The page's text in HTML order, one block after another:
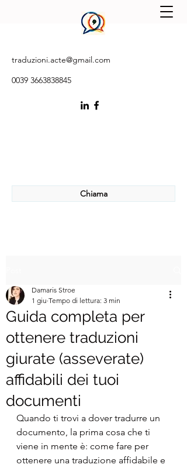
Chiama
traduzioni.acte@gmail.com
0039 3663838845
Guida completa per
ottenere traduzioni
giurate (asseverate)
affidabili dei tuoi
documenti
Damaris Stroe
1 giu Tempo di lettura: 3 min
Quando ti trovi a dover tradurre un
documento, la prima cosa che ti
viene in mente è: come fare per
ottenere una traduzione affidabile e